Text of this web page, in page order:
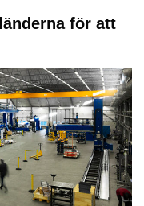
för att